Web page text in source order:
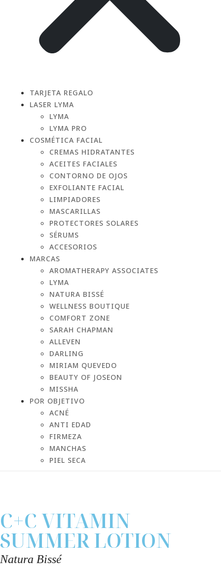
TARJETA REGALO
LASER LYMA
LYMA
LYMA PRO
COSMÉTICA FACIAL
CREMAS HIDRATANTES
ACEITES FACIALES
CONTORNO DE OJOS
EXFOLIANTE FACIAL
LIMPIADORES
MASCARILLAS
PROTECTORES SOLARES
SÉRUMS
ACCESORIOS
MARCAS
AROMATHERAPY ASSOCIATES
LYMA
NATURA BISSÉ
WELLNESS BOUTIQUE
COMFORT ZONE
SARAH CHAPMAN
ALLEVEN
DARLING
MIRIAM QUEVEDO
BEAUTY OF JOSEON
MISSHA
POR OBJETIVO
ACNÉ
ANTI EDAD
FIRMEZA
MANCHAS
PIEL SECA
C+C VITAMIN
SUMMER LOTION
Natura Bissé